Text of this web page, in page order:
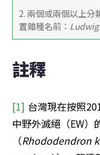
2. 兩個或兩個以上
置雜種名前：
註釋
[1] 台灣現在按照
中野外滅絕（EW）
（Rhododendron